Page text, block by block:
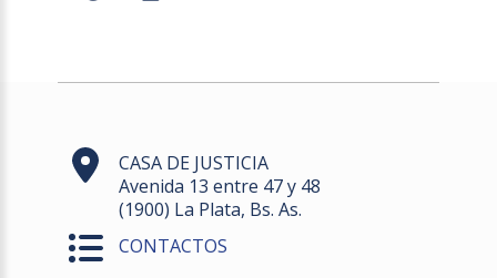
CASA DE JUSTICIA
Avenida 13 entre 47 y 48
(1900) La Plata, Bs. As.
CONTACTOS